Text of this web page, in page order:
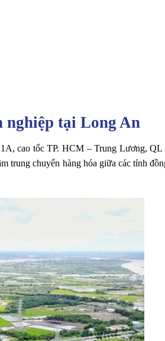
nghiệp tại Long An
cao tốc TP. HCM – Trung Lương,
chuyển hàng hóa giữa các tỉnh